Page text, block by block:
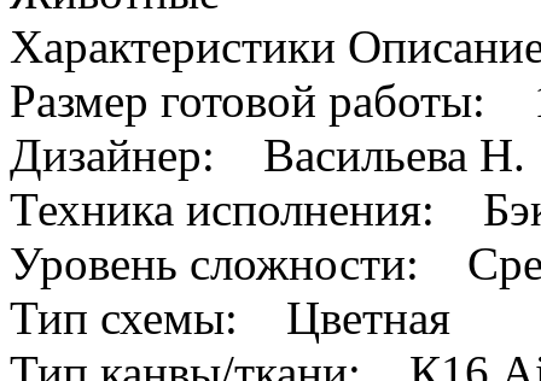
Характеристики
Размер готовой работы:
Дизайнер: Васильева Н.
Техника исполнения:
Уровень сложности:
Тип схемы: Цветная